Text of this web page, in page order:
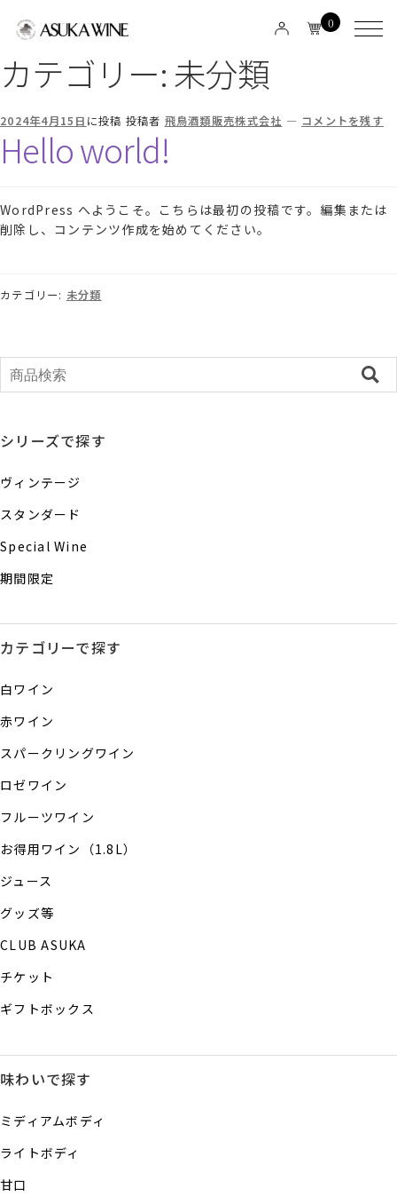
0
カテゴリー:未分類
2024年4月15日 に投稿 投稿者 飛鳥酒類販売株式会社 — コメントを残す
Hello world!
WordPress へようこそ。こちらは最初の投稿です。編集または
削除し、コンテンツ作成を始めてください。
カテゴリー: 未分類
シリーズで探す
ヴィンテージ
スタンダード
Special Wine
期間限定
カテゴリーで探す
白ワイン
赤ワイン
スパークリングワイン
ロゼワイン
フルーツワイン
お得用ワイン（1.8L）
ジュース
グッズ等
CLUB ASUKA
チケット
ギフトボックス
味わいで探す
ミディアムボディ
ライトボディ
甘口